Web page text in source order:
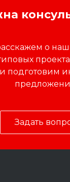
о
подготовим
Задать